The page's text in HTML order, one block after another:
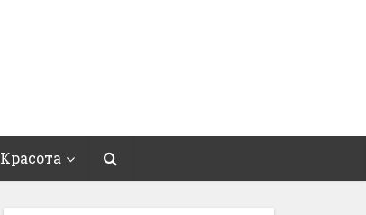
Красота